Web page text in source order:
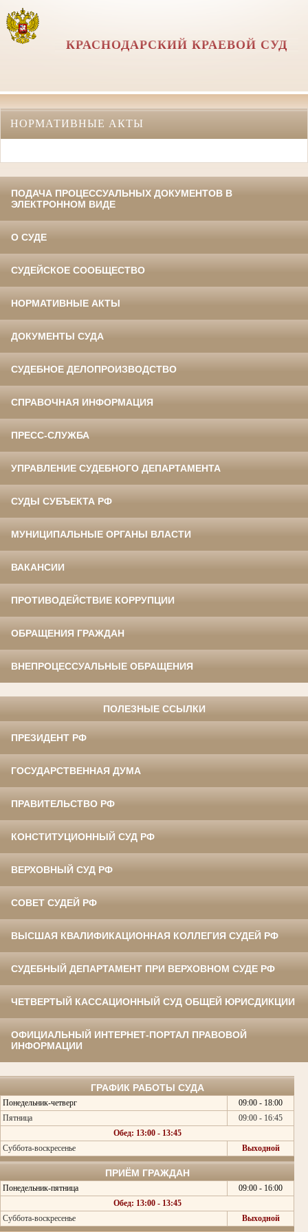
КРАСНОДАРСКИЙ КРАЕВОЙ СУД
НОРМАТИВНЫЕ АКТЫ
ПОДАЧА ПРОЦЕССУАЛЬНЫХ ДОКУМЕНТОВ В
ЭЛЕКТРОННОМ ВИДЕ
О СУДЕ
СУДЕЙСКОЕ СООБЩЕСТВО
НОРМАТИВНЫЕ АКТЫ
ДОКУМЕНТЫ СУДА
СУДЕБНОЕ ДЕЛОПРОИЗВОДСТВО
СПРАВОЧНАЯ ИНФОРМАЦИЯ
ПРЕСС-СЛУЖБА
УПРАВЛЕНИЕ СУДЕБНОГО ДЕПАРТАМЕНТА
СУДЫ СУБЪЕКТА РФ
МУНИЦИПАЛЬНЫЕ ОРГАНЫ ВЛАСТИ
ВАКАНСИИ
ПРОТИВОДЕЙСТВИЕ КОРРУПЦИИ
ОБРАЩЕНИЯ ГРАЖДАН
ВНЕПРОЦЕССУАЛЬНЫЕ ОБРАЩЕНИЯ
ПОЛЕЗНЫЕ ССЫЛКИ
ПРЕЗИДЕНТ РФ
ГОСУДАРСТВЕННАЯ ДУМА
ПРАВИТЕЛЬСТВО РФ
КОНСТИТУЦИОННЫЙ СУД РФ
ВЕРХОВНЫЙ СУД РФ
СОВЕТ СУДЕЙ РФ
ВЫСШАЯ КВАЛИФИКАЦИОННАЯ КОЛЛЕГИЯ СУДЕЙ РФ
СУДЕБНЫЙ ДЕПАРТАМЕНТ ПРИ ВЕРХОВНОМ СУДЕ РФ
ЧЕТВЕРТЫЙ КАССАЦИОННЫЙ СУД ОБЩЕЙ ЮРИСДИКЦИИ
ОФИЦИАЛЬНЫЙ ИНТЕРНЕТ-ПОРТАЛ ПРАВОВОЙ
ИНФОРМАЦИИ
ГРАФИК РАБОТЫ СУДА
Понедельник-четверг
09:00 - 18:00
Пятница
09:00 - 16:45
Обед: 13:00 - 13:45
Суббота-воскресенье
Выходной
ПРИЁМ ГРАЖДАН
Понедельник-пятница
09:00 - 16:00
Обед: 13:00 - 13:45
Суббота-воскресенье
Выходной